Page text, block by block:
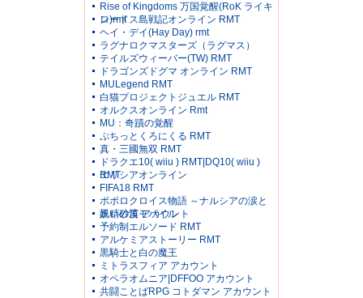
Rise of Kingdoms 万国覚醒(RoK ライキ
ン)rmt
ロードス島戦記オンライン RMT
ヘイ・デイ(Hay Day) rmt
ラグナロクマスターズ（ラグマス）
テイルズウィーバー(TW) RMT
ドラゴンズドグマ オンライン RMT
MULegend RMT
白猫プロジェクトジュエル RMT
オルクスオンライン Rmt
MU：奇蹟の覚醒
ぷちっとくろにくる RMT
真・三國無双 RMT
ドラクエ10( wiiu ) RMT|DQ10( wiiu )
RMT
エリシアオンライン
FIFA18 RMT
ポポロクロイス物語 ～ナルシアの涙と
妖精の笛 アカウント
黒い砂漠モバイル
予約制エルソード RMT
アルケミアストーリー RMT
黒騎士と白の魔王
ミトラスフィア アカウント
オペラオムニア|DFFOO アカウント
共闘ことばRPG コトダマン アカウント